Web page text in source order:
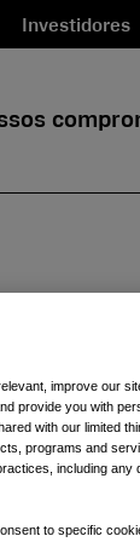
Investidores
improve our
provide you with
with our limited
programs and
including any
to specific